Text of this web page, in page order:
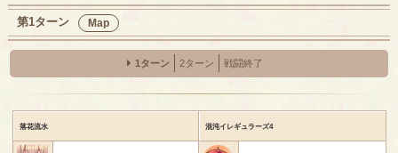
第1ターン Map
1ターン 2ターン 戦闘終了
落花流水 混沌イレギュラーズ4